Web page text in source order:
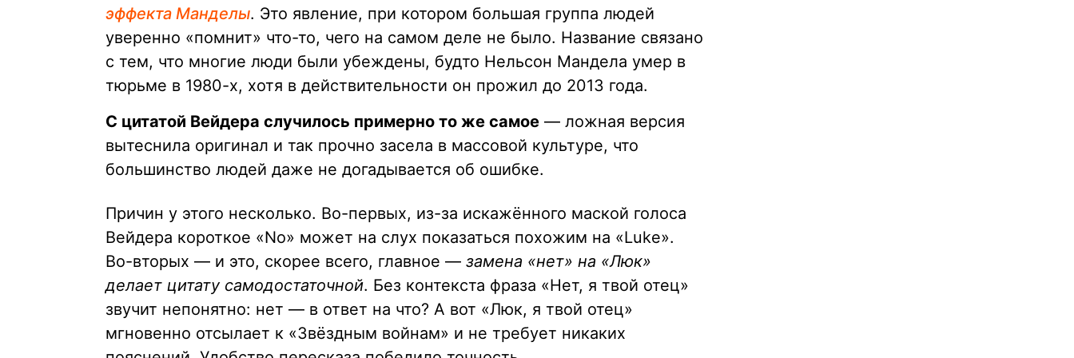
эффекта Манделы. Это явление, при котором большая группа людей
уверенно «помнит» что-то, чего на самом деле не было. Название связано
с тем, что многие люди были убеждены, будто Нельсон Мандела умер в
тюрьме в 1980-х, хотя в действительности он прожил до 2013 года.
С цитатой Вейдера случилось примерно то же самое — ложная версия
вытеснила оригинал и так прочно засела в массовой культуре, что
большинство людей даже не догадывается об ошибке.
Причин у этого несколько. Во-первых, из-за искажённого маской голоса
Вейдера короткое «No» может на слух показаться похожим на «Luke».
Во-вторых — и это, скорее всего, главное — замена «нет» на «Люк»
делает цитату самодостаточной. Без контекста фраза «Нет, я твой отец»
звучит непонятно: нет — в ответ на что? А вот «Люк, я твой отец»
мгновенно отсылает к «Звёздным войнам» и не требует никаких